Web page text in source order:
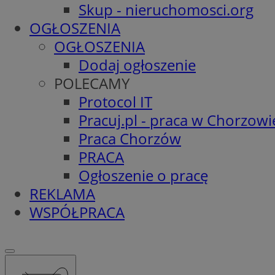
Skup - nieruchomosci.org
OGŁOSZENIA
OGŁOSZENIA
Dodaj ogłoszenie
POLECAMY
Protocol IT
Pracuj.pl - praca w
Praca Chorzów
PRACA
Ogłoszenie o pracę
REKLAMA
WSPÓŁPRACA